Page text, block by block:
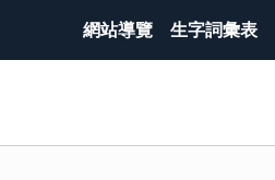
網站導覽 生字詞彙表